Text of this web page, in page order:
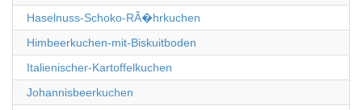
Haselnuss-Schoko-RÃ�hrkuchen
Himbeerkuchen-mit-Biskuitboden
Italienischer-Kartoffelkuchen
Johannisbeerkuchen